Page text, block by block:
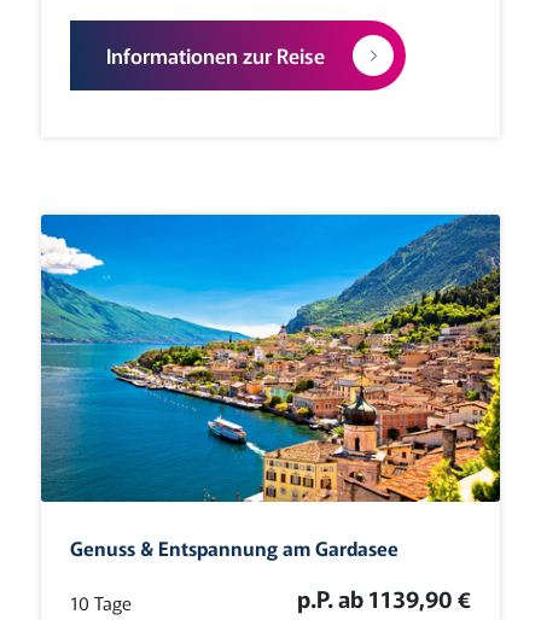
Informationen zur Reise
Genuss & Entspannung am Gardasee
10 Tage
p.P. ab 1139,90 €